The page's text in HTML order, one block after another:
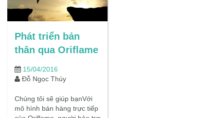
Phát triển bản
thân qua Oriflame
15/04/2016
Đỗ Ngọc Thúy
Chúng tôi sẽ giúp bạnVới
mô hình bán hàng trực tiếp